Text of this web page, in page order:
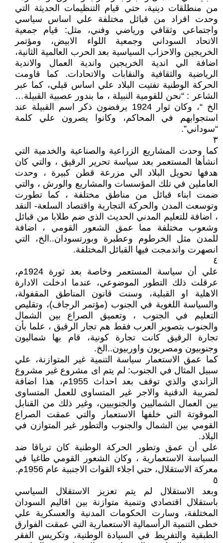
من منطلقات دينية، حتي قيام التنظيمات الحديثة التي
وحدت افراد من قبائل مختلفة علي اساس سياسي
واجتماعي وثقافي ورياضي وفني، مثل: قيام جمعية
الاتحاد السوداني وجمعية اللواء الابيض، ومؤتمر
الخريجين والاحزاب السياسية بعد الحرب العالمية الثانية،
اضافة الي اندية الخريجين واندية العمال والاندية
الرياضية والثقافية والنقابات والاتحادات. كما قاومت
الحركة الوطنية تفتيت البلاد علي اساس قبلي، كما عبر
الشاعر : “نحن للقومية النبيلة ، ما بندور عصبية القبيلة…
الخ “، وكان ثوار 1924 يرفضون ذكر اسم القبيلة عند
استجوابهم في المحاكم، وكانوا يصرون علي كلمة
“سوداني”.
٣
كما وحدت المشاريع الزراعية والصناعية والخدمية التي
انشأها المستعمر بعد سياسة تحرير الرقيق ، والتي كان
هدفها تحويل البلاد الي مزرعة قطن كبيرة ، وحدت
العاملين في تلك المؤسسات والمشاريع والورش ، والتي
ضمت ابناء قبائل من مناطق مختلفة ، كما تطورت
وتوسعت المدن والحركة التجارية واقتصاد السلعة- النقد
، اضافة للتعليم المدني الحديث الذي ضم طلابا من قبائل
وشعوب مختلفة مما عمق الشعور القومي ، اضافة
للمدن مثل الخرطوم وعطبرة وبورتسودان..الخ، التي
انصهرت واندمجت فيها القبائل المختلفة.
٤
علي أن سياسة المستعمر وخاصة بعد ثورة 1924م،
عرقلت ذلك التطور الموضوعي، عندما ادخلت الادارة
الاهلية او القبلية، وسنت قانون المناطق المقفولة،
والسياسة اللغوية في الجنوب (مؤتمر الرجاف)، وتقليص
التعليم في الجنوب ، وتعميق الصراع بين الشمال
والجنوب بتصوير العرب فقط هم تجار الرقيق ، علما بأن
تجارة الرقيق كانت تجارة كونية، قام بها شماليون
وجنوبيون ومصريون واوربيون..الخ.
كما عمق الاستعمار سياسة التنمية غير المتوازنة، علي
سبيل المثال في الجنوب: لم يتم اى مشروع غير مشروع
الزاندي والذي توقف بعد احداث 1955م، هذا اضافة
لضريبة الدقنية والاجر غير المتساوى للعمل المتساوى
بين العمال الشماليين والجنوبيين، وغير ذلك من القنابل
الموقوتة التي خلفها الاستعمار والتي عمقت الصراع
القومي بين الشمال والجنوب والتطور غير المتوازن في
البلاد.
علي أن عمق وتطور الحركة الوطنية كان ترياقا ضد
السياسة الاستعمارية ، وكان الشعور القومي طاغيا في
معركة الاستقلال، حتي اجلاء القوات الاجنبية عام 1956م.
٥
وبعد الاستقلال لم يتم تعزيز الاستقلال السياسي
باستقلال اقتصادي وتنمية متوازنة بين اقاليم السودان
المختلفة، وسارت الحكومات المدنية والعسكرية علي
خطى التنمية الرأسمالية الاستعمارية التي عمقت الفوارق
الطبقية والتفريط في السيادة الوطنية، وتكريس الفقر